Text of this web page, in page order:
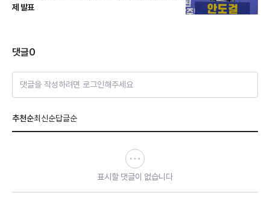
제 발표
댓글0
댓글을 작성하려면 로그인해주세요
추천순최신순답글순
표시할 댓글이 없습니다